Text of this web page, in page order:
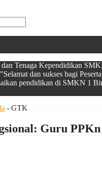
dan Tenaga Kependidikan
dan sukses bagi
pendidikan di SMKN 1
- GTK
Guru PPKn